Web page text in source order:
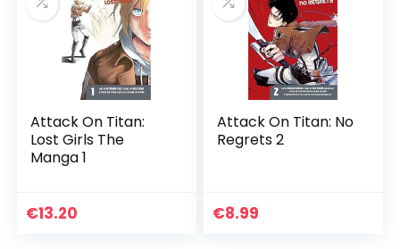
Attack On Titan:
Lost Girls The
Manga 1
€13.20
Attack On Titan: No
Regrets 2
€8.99